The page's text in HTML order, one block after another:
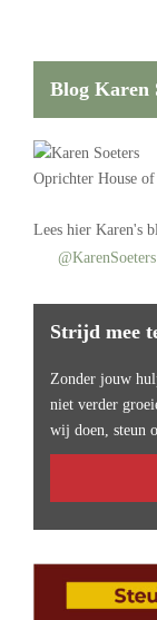
Blog Karen
Oprichter House
Lees hier Karen's
@KarenSoeters
Strijd mee
Zonder jouw
niet verder
wij doen, steun